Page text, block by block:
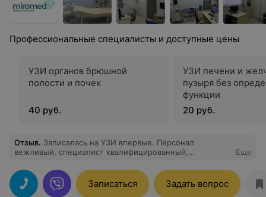
Профессиональные специалисты и доступные цены
УЗИ органов брюшной
полости и почек
40 руб.
УЗИ печени и
пузыря без
функции
20 руб.
Отзыв. Записалась на УЗИ впервые. Персонал
вежливый, специалист квалифицированный,
Еще
Записаться Задать вопрос